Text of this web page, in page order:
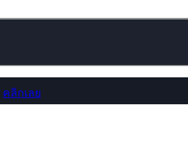
คลิกเลย